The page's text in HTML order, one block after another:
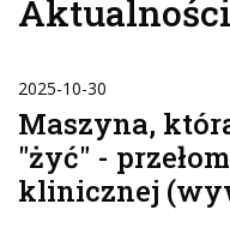
Aktualności
2025-10-30
Maszyna,
"żyć" -
klinicznej